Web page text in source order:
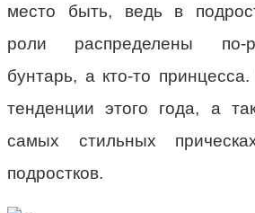
место быть, ведь в
роли распределены по-
бунтарь, а кто-то
тенденции этого года, а
самых стильных
подростков.